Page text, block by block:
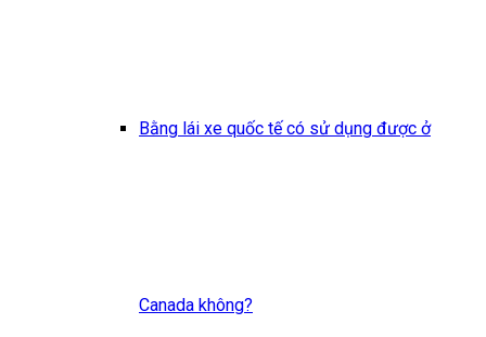
Bằng lái xe quốc tế có sử dụng được ở
Canada không?